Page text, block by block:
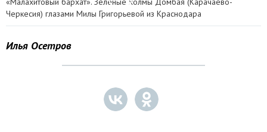
Черкесия) глазами Милы Григорьевой из Краснодара
Илья Осетров